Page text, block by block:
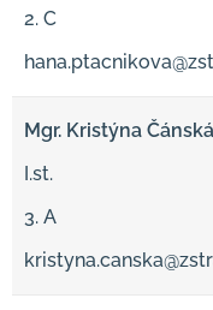
2. C
Mgr. Kristýna Čánská
I.st.
3. A